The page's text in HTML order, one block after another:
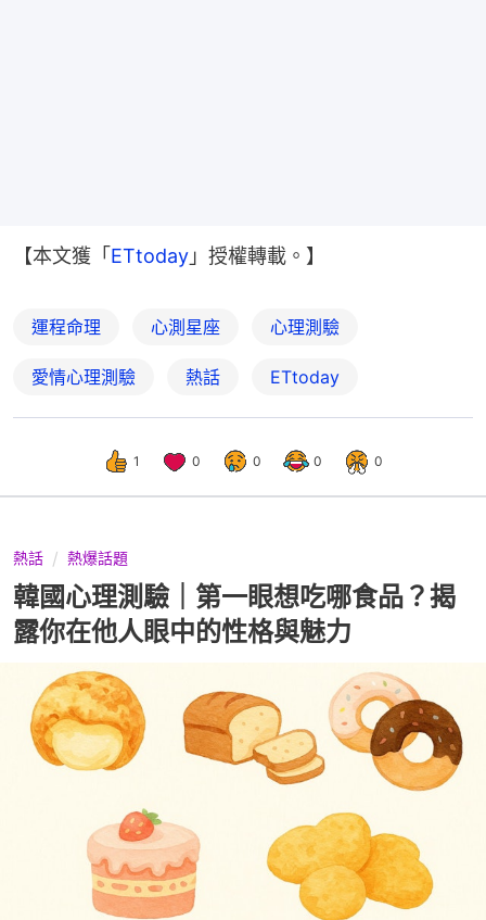
【本文獲「ETtoday 」授權轉載。】
運程命理 心測星座 心理測驗
愛情心理測驗 熱話 ETtoday
1 0 0 0 0
熱話 熱爆話題
韓國心理測驗｜第一眼想吃哪食品？揭
露你在他人眼中的性格與魅力